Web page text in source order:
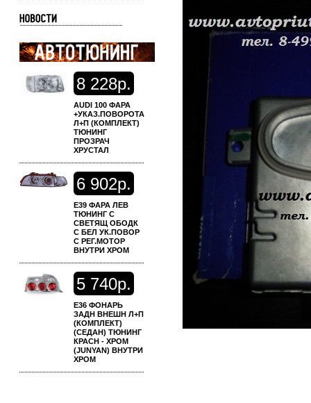
8 228р.
AUDI 100 ФАРА
+УКАЗ.ПОВОРОТА
Л+П (КОМПЛЕКТ)
ТЮНИНГ
ПРОЗРАЧ
ХРУСТАЛ
6 902р.
E39 ФАРА ЛЕВ
ТЮНИНГ С
СВЕТЯЩ ОБОДК
С БЕЛ УК.ПОВОР
С РЕГ.МОТОР
ВНУТРИ ХРОМ
5 740р.
E36 ФОНАРЬ
ЗАДН ВНЕШН Л+П
(КОМПЛЕКТ)
(СЕДАН) ТЮНИНГ
КРАСН - ХРОМ
(JUNYAN) ВНУТРИ
ХРОМ